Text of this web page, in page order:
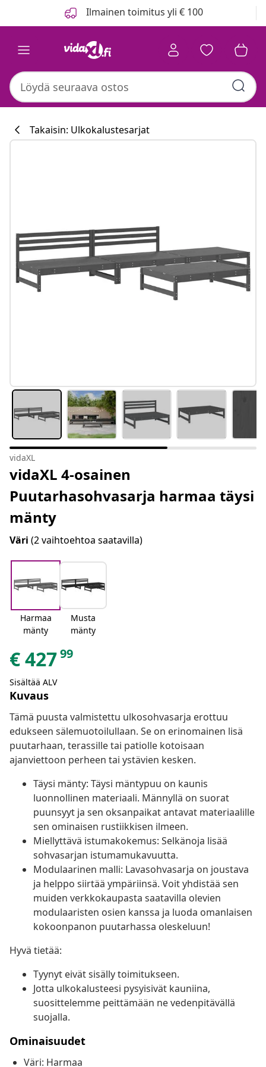
Ilmainen toimitus yli € 100
#sharemevidaxl
Takaisin: Ulkokalustesarjat
vidaXL
vidaXL 4-osainen
Puutarhasohvasarja harmaa täysi
mänty
Väri (2 vaihtoehtoa saatavilla)
Harmaa
mänty
Musta
mänty
€42799
Sisältää ALV
Kuvaus
Tämä puusta valmistettu ulkosohvasarja erottuu
edukseen sälemuotoilullaan. Se on erinomainen lisä
puutarhaan, terassille tai patiolle kotoisaan
ajanviettoon perheen tai ystävien kesken.
Täysi mänty: Täysi mäntypuu on kaunis
luonnollinen materiaali. Männyllä on suorat
puunsyyt ja sen oksanpaikat antavat materiaalille
sen ominaisen rustiikkisen ilmeen.
Miellyttävä istumakokemus: Selkänoja lisää
sohvasarjan istumamukavuutta.
Modulaarinen malli: Lavasohvasarja on joustava
ja helppo siirtää ympäriinsä. Voit yhdistää sen
muiden verkkokaupasta saatavilla olevien
modulaaristen osien kanssa ja luoda omanlaisen
kokoonpanon puutarhassa oleskeluun!
Hyvä tietää:
Tyynyt eivät sisälly toimitukseen.
Jotta ulkokalusteesi pysyisivät kauniina,
suosittelemme peittämään ne vedenpitävällä
suojalla.
Ominaisuudet
Väri: Harmaa